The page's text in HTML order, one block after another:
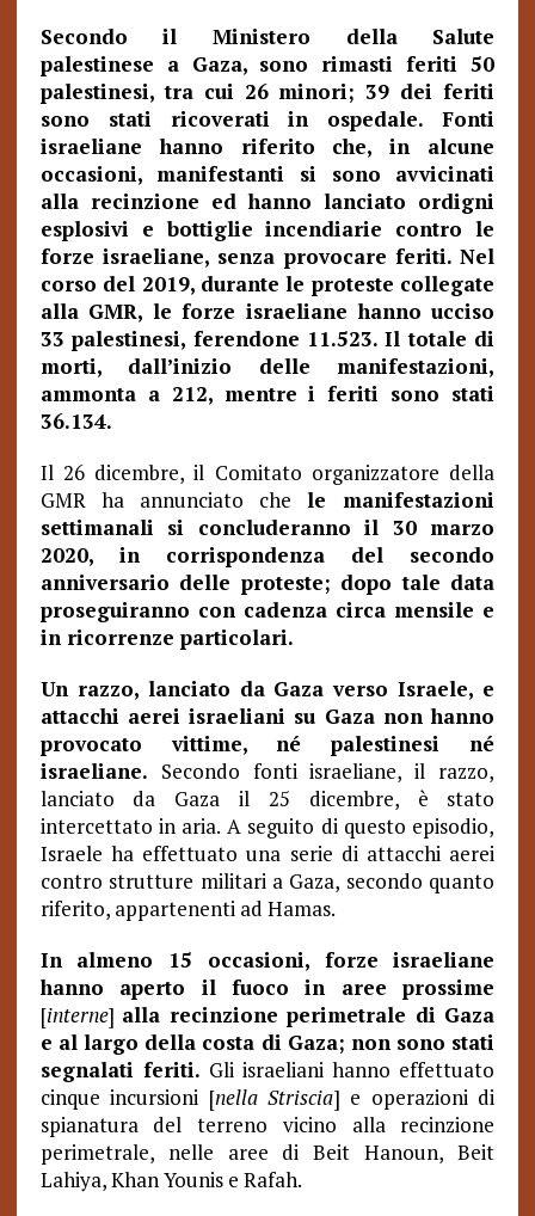
Secondo il Ministero della Salute
palestinese a Gaza, sono rimasti feriti 50
palestinesi, tra cui 26 minori; 39 dei feriti
sono stati ricoverati in ospedale. Fonti
israeliane hanno riferito che, in alcune
occasioni, manifestanti si sono avvicinati
alla recinzione ed hanno lanciato ordigni
esplosivi e bottiglie incendiarie contro le
forze israeliane, senza provocare feriti. Nel
corso del 2019, durante le proteste collegate
alla GMR, le forze israeliane hanno ucciso
33 palestinesi, ferendone 11.523. Il totale di
morti, dall’inizio delle manifestazioni,
ammonta a 212, mentre i feriti sono stati
36.134.
Il 26 dicembre, il Comitato organizzatore della
GMR ha annunciato chele manifestazioni
settimanali si concluderanno il 30 marzo
2020, in corrispondenza del secondo
anniversario delle proteste; dopo tale data
proseguiranno con cadenza circa mensile e
in ricorrenze particolari.
Un razzo, lanciato da Gaza verso Israele, e
attacchi aerei israeliani su Gaza non hanno
provocato vittime, né palestinesi né
israeliane. Secondo fonti israeliane, il razzo,
lanciato da Gaza il 25 dicembre, è stato
intercettato in aria. A seguito di questo episodio,
Israele ha effettuato una serie di attacchi aerei
contro strutture militari a Gaza, secondo quanto
riferito, appartenenti ad Hamas.
In almeno 15 occasioni, forze israeliane
hanno aperto il fuoco in aree prossime
[interne] alla recinzione perimetrale di Gaza
e al largo della costa di Gaza; non sono stati
segnalati feriti. Gli israeliani hanno effettuato
cinque incursioni [nella Striscia] e operazioni di
spianatura del terreno vicino alla recinzione
perimetrale, nelle aree di Beit Hanoun, Beit
Lahiya, Khan Younis e Rafah.